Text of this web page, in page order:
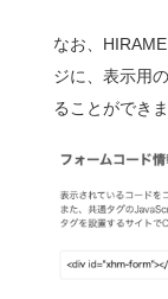
なお、
ジに、表示用
ることができま